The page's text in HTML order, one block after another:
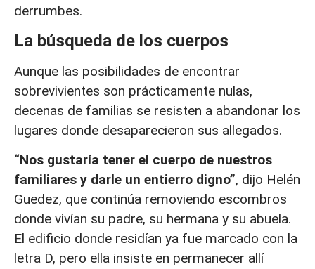
derrumbes.
La búsqueda de los cuerpos
Aunque las posibilidades de encontrar
sobrevivientes son prácticamente nulas,
decenas de familias se resisten a abandonar los
lugares donde desaparecieron sus allegados.
“Nos gustaría tener el cuerpo de nuestros
familiares y darle un entierro digno”, dijo Helén
Guedez, que continúa removiendo escombros
donde vivían su padre, su hermana y su abuela.
El edificio donde residían ya fue marcado con la
letra D, pero ella insiste en permanecer allí